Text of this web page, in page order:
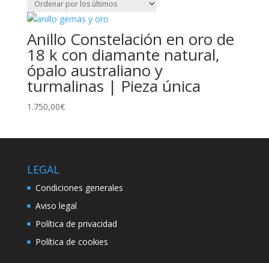
Anillo Constelación en oro de
18 k con diamante natural,
ópalo australiano y
turmalinas | Pieza única
1.750,00€
LEGAL
Condiciones generales
Aviso legal
Política de privacidad
Política de cookies